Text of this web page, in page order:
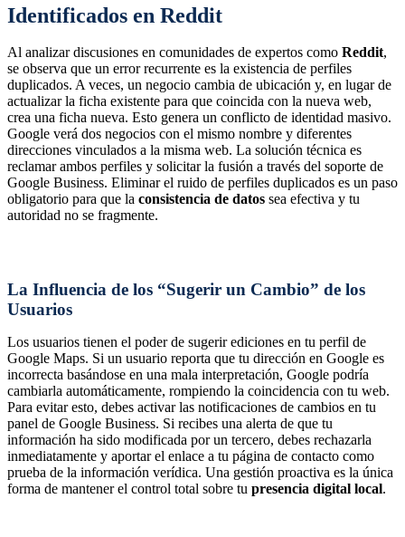
Identificados en Reddit
Al analizar discusiones en comunidades de expertos como Reddit,
se observa que un error recurrente es la existencia de perfiles
duplicados. A veces, un negocio cambia de ubicación y, en lugar de
actualizar la ficha existente para que coincida con la nueva web,
crea una ficha nueva. Esto genera un conflicto de identidad masivo.
Google verá dos negocios con el mismo nombre y diferentes
direcciones vinculados a la misma web. La solución técnica es
reclamar ambos perfiles y solicitar la fusión a través del soporte de
Google Business. Eliminar el ruido de perfiles duplicados es un paso
obligatorio para que la consistencia de datos sea efectiva y tu
autoridad no se fragmente.
La Influencia de los “Sugerir un Cambio” de los
Usuarios
Los usuarios tienen el poder de sugerir ediciones en tu perfil de
Google Maps. Si un usuario reporta que tu dirección en Google es
incorrecta basándose en una mala interpretación, Google podría
cambiarla automáticamente, rompiendo la coincidencia con tu web.
Para evitar esto, debes activar las notificaciones de cambios en tu
panel de Google Business. Si recibes una alerta de que tu
información ha sido modificada por un tercero, debes rechazarla
inmediatamente y aportar el enlace a tu página de contacto como
prueba de la información verídica. Una gestión proactiva es la única
forma de mantener el control total sobre tu presencia digital local.